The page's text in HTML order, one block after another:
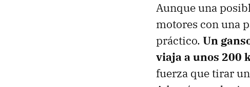
Aunque una
motores con una
práctico. Un
viaja a unos 200
fuerza que tirar